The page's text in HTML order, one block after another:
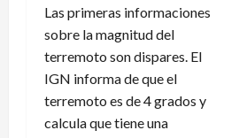
Las primeras informaciones
sobre la magnitud del
terremoto son dispares. El
IGN informa de que el
terremoto es de 4 grados y
calcula que tiene una